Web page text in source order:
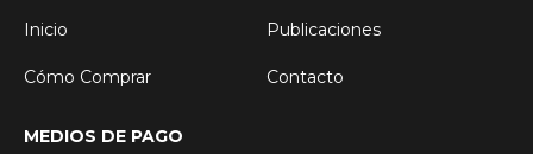
Inicio
Publicaciones
Cómo Comprar Contacto
MEDIOS DE PAGO